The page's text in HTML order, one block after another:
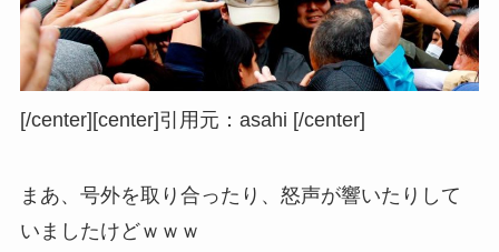
[/center][center]引用元：asahi [/center]
まあ、号外を取り合ったり、怒声が響いたりして
いましたけどｗｗｗ